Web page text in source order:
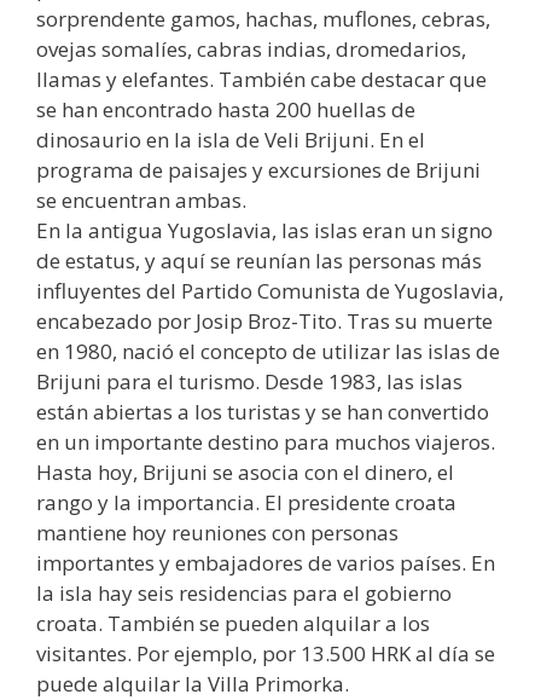
sorprendente gamos, hachas, muflones, cebras,
ovejas somalíes, cabras indias, dromedarios,
llamas y elefantes. También cabe destacar que
se han encontrado hasta 200 huellas de
dinosaurio en la isla de Veli Brijuni. En el
programa de paisajes y excursiones de Brijuni
se encuentran ambas.
En la antigua Yugoslavia, las islas eran un signo
de estatus, y aquí se reunían las personas más
influyentes del Partido Comunista de Yugoslavia,
encabezado por Josip Broz-Tito. Tras su muerte
en 1980, nació el concepto de utilizar las islas de
Brijuni para el turismo. Desde 1983, las islas
están abiertas a los turistas y se han convertido
en un importante destino para muchos viajeros.
Hasta hoy, Brijuni se asocia con el dinero, el
rango y la importancia. El presidente croata
mantiene hoy reuniones con personas
importantes y embajadores de varios países. En
la isla hay seis residencias para el gobierno
croata. También se pueden alquilar a los
visitantes. Por ejemplo, por 13.500 HRK al día se
puede alquilar la Villa Primorka.